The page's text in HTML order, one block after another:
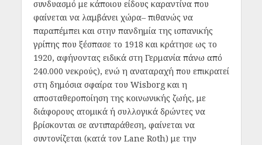
συνδυασμό με κάποιου είδους καραντίνα που
φαίνεται να λαμβάνει χώρα– πιθανώς να
παραπέμπει και στην πανδημία της ισπανικής
γρίπης που ξέσπασε το 1918 και κράτησε ως το
1920, αφήνοντας ειδικά στη Γερμανία πάνω από
240.000 νεκρούς), ενώ η αναταραχή που επικρατεί
στη δημόσια σφαίρα του Wisborg και η
αποσταθεροποίηση της κοινωνικής ζωής, με
διάφορους ατομικά ή συλλογικά δρώντες να
βρίσκονται σε αντιπαράθεση, φαίνεται να
συντονίζεται (κατά τον Lane Roth) με την